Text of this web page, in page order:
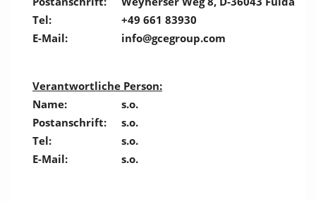
Tel:
+49 661 83930
E-Mail:
info@gcegroup.com
Verantwortliche Person:
Name:
s.o.
Postanschrift:
s.o.
Tel:
s.o.
E-Mail:
s.o.